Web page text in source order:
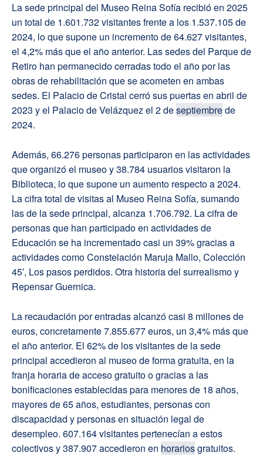
La sede principal del Museo Reina Sofía recibió en 2025
un total de 1.601.732 visitantes frente a los 1.537.105 de
2024, lo que supone un incremento de 64.627 visitantes,
el 4,2% más que el año anterior. Las sedes del Parque de
Retiro han permanecido cerradas todo el año por las
obras de rehabilitación que se acometen en ambas
sedes. El Palacio de Cristal cerró sus puertas en abril de
2023 y el Palacio de Velázquez el 2 deseptiembrede
2024.
Además, 66.276 personas participaron en las actividades
que organizó el museo y 38.784 usuarios visitaron la
Biblioteca, lo que supone un aumento respecto a 2024.
La cifra total de visitas al Museo Reina Sofía, sumando
las de la sede principal, alcanza 1.706.792. La cifra de
personas que han participado en actividades de
Educación se ha incrementado casi un 39% gracias a
actividades como Constelación Maruja Mallo, Colección
45′, Los pasos perdidos. Otra historia del surrealismo y
Repensar Guernica.
La recaudación por entradas alcanzó casi 8 millones de
euros, concretamente 7.855.677 euros, un 3,4% más que
el año anterior. El 62% de los visitantes de la sede
principal accedieron al museo de forma gratuita, en la
franja horaria de acceso gratuito o gracias a las
bonificaciones establecidas para menores de 18 años,
mayores de 65 años, estudiantes, personas con
discapacidad y personas en situación legal de
desempleo. 607.164 visitantes pertenecían a estos
colectivos y 387.907 accedieron en horariosgratuitos.